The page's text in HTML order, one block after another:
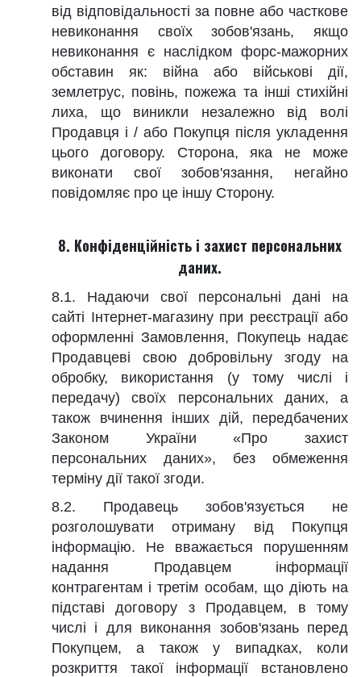
від відповідальності за повне або часткове
невиконання своїх зобов'язань, якщо
невиконання є наслідком форс-мажорних
обставин як: війна або військові дії,
землетрус, повінь, пожежа та інші стихійні
лиха, що виникли незалежно від волі
Продавця і / або Покупця після укладення
цього договору. Сторона, яка не може
виконати свої зобов'язання, негайно
повідомляє про це іншу Сторону.
8. Конфіденційність і захист персональних
даних.
8.1. Надаючи свої персональні дані на
сайті Інтернет-магазину при реєстрації або
оформленні Замовлення, Покупець надає
Продавцеві свою добровільну згоду на
обробку, використання (у тому числі і
передачу) своїх персональних даних, а
також вчинення інших дій, передбачених
Законом України «Про захист
персональних даних», без обмеження
терміну дії такої згоди.
8.2. Продавець зобов'язується не
розголошувати отриману від Покупця
інформацію. Не вважається порушенням
надання Продавцем інформації
контрагентам і третім особам, що діють на
підставі договору з Продавцем, в тому
числі і для виконання зобов'язань перед
Покупцем, а також у випадках, коли
розкриття такої інформації встановлено